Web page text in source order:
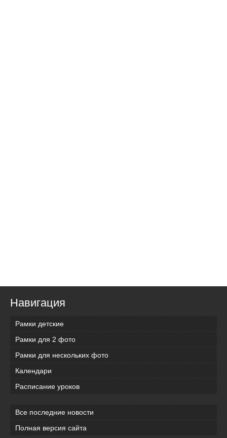
Навигация
Рамки детские
Рамки для 2 фото
Рамки для нескольких фото
Календари
Расписание уроков
Все последние новости
Полная версия сайта